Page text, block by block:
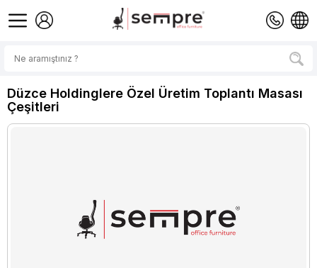
Düzce Holdinglere Özel Üretim Toplantı Masası
Çeşitleri